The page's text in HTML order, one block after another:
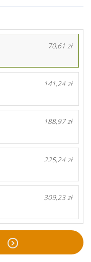
70,61 zł
141,24 zł
188,97 zł
225,24 zł
309,23 zł